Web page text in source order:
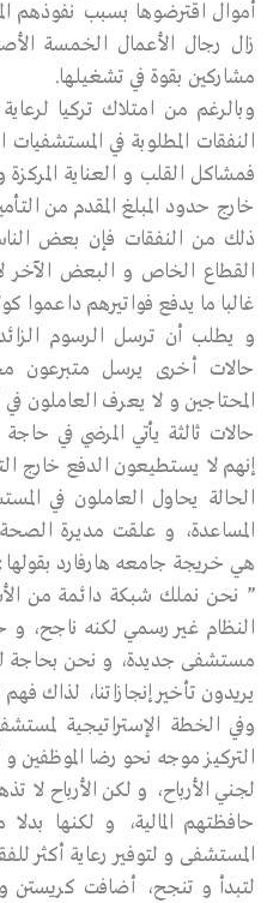
أموال اقترضوها بسبب نفوذهم
زال رجال الأعمال الخمسة
مشاركين بقوة في تشغيلها.
وبالرغم من امتلاك تركيا
النفقات المطلوبة في
فمشاكل القلب و العناية
خارج حدود المبلغ المقدم من
ذلك من النفقات فإن بعض
القطاع الخاص و البعض الآخر
غالبا ما يدفع فواتيرهم داعموا
و يطلب أن ترسل الرسوم
حالات أخرى يرسل متبرعون
المحتاجين و لا يعرف العاملون
حالات ثالثة يأتي المرضي في
إنهم لا يستطيعون الدفع خارج
الحالة يحاول العاملون في
المساعدة، و علقت مديرة
هي خريجة جامعه هارفارد بقولها :
” نحن نملك شبكة دائمة من
النظام غير رسمي لكنه ناجح، و
مستشفى جديدة، و نحن بحاجة
يريدون تأخير إنجازاتنا، لذاك
وفي الخطة الإستراتيجية
التركيز موجه نحو رضا
لجني الأرباح، و لكن الأرباح لا
حافظتهم المالية، و لكنها
المستشفى و لتوفير رعاية أكثر
لتبدأ و تنجح، أضافت كريستن